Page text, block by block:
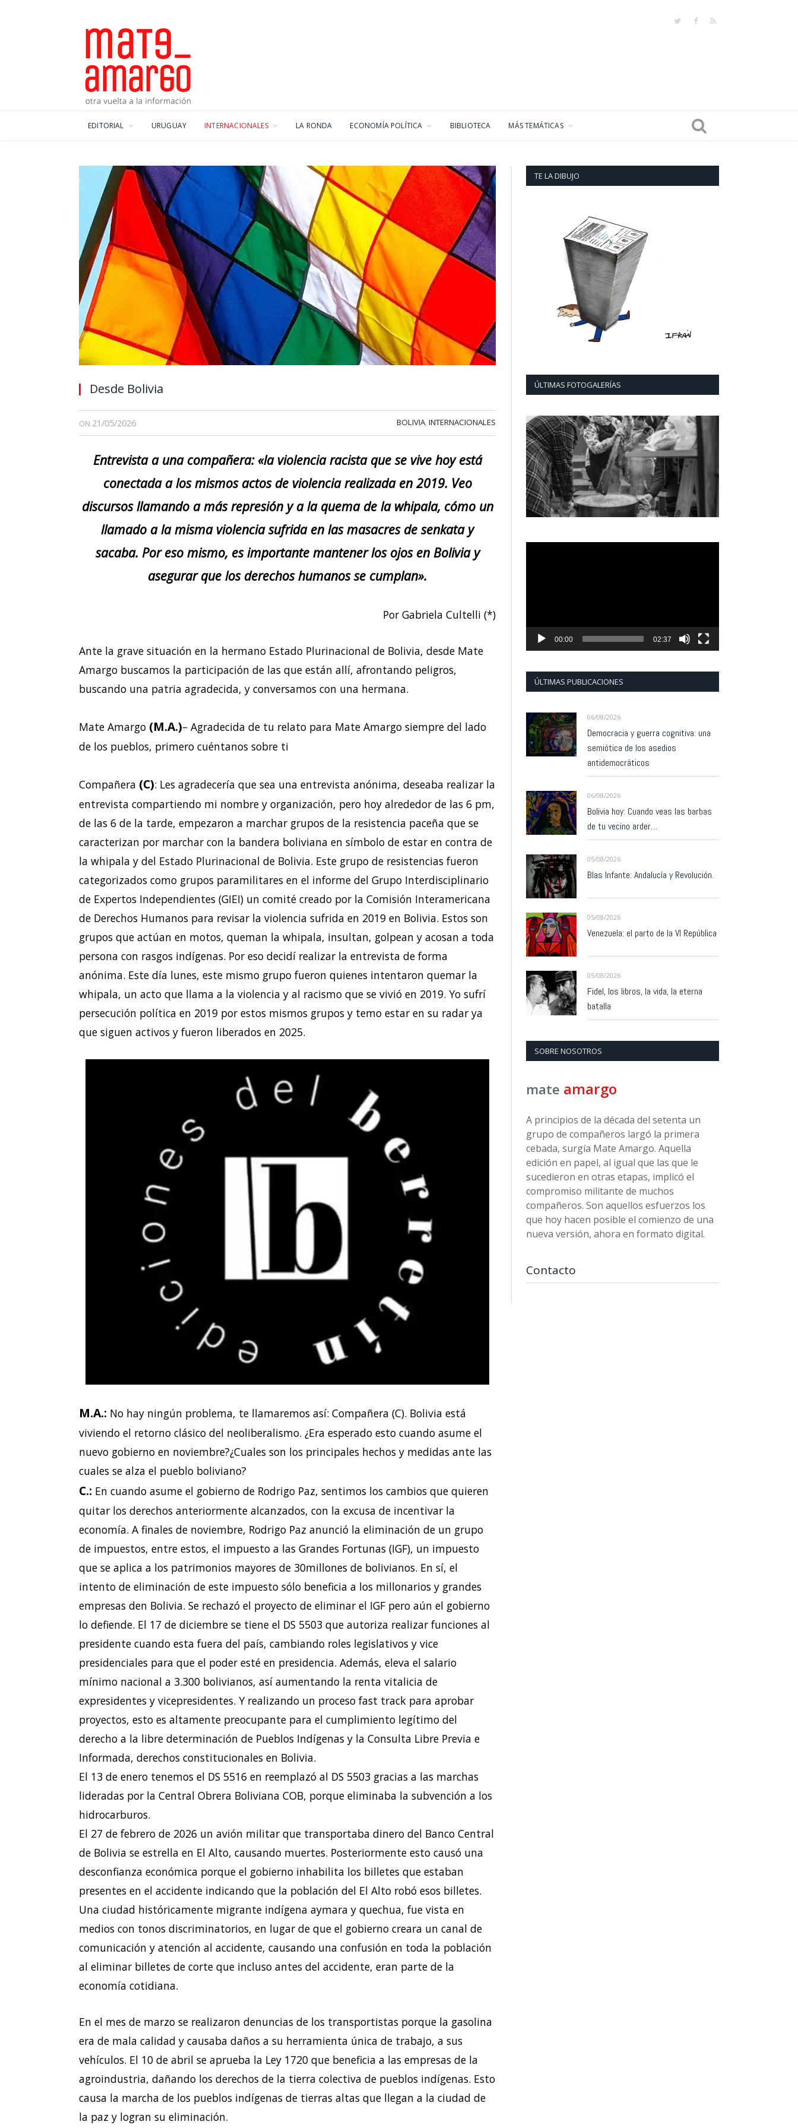
TwitterFacebook
RSS
EDITORIAL URUGUAY INTERNACIONALES LA RONDA ECONOMÍA POLÍTICA BIBLIOTECA MÁS TEMÁTICAS
Desde Bolivia
ON 21/05/2026 BOLIVIA, INTERNACIONALES
Entrevista a una compañera: «la violencia racista que se vive hoy está
conectada a los mismos actos de violencia realizada en 2019. Veo
discursos llamando a más represión y a la quema de la whipala, cómo un
llamado a la misma violencia sufrida en las masacres de senkata y
sacaba. Por eso mismo, es importante mantener los ojos en Bolivia y
asegurar que los derechos humanos se cumplan».
Por Gabriela Cultelli (*)
Ante la grave situación en la hermano Estado Plurinacional de Bolivia, desde Mate
Amargo buscamos la participación de las que están allí, afrontando peligros,
buscando una patria agradecida, y conversamos con una hermana.
Mate Amargo (M.A.)– Agradecida de tu relato para Mate Amargo siempre del lado
de los pueblos, primero cuéntanos sobre ti
Compañera (C): Les agradecería que sea una entrevista anónima, deseaba realizar la
entrevista compartiendo mi nombre y organización, pero hoy alrededor de las 6 pm,
de las 6 de la tarde, empezaron a marchar grupos de la resistencia paceña que se
caracterizan por marchar con la bandera boliviana en símbolo de estar en contra de
la whipala y del Estado Plurinacional de Bolivia. Este grupo de resistencias fueron
categorizados como grupos paramilitares en el informe del Grupo Interdisciplinario
de Expertos Independientes (GIEI) un comité creado por la Comisión Interamericana
de Derechos Humanos para revisar la violencia sufrida en 2019 en Bolivia. Estos son
grupos que actúan en motos, queman la whipala, insultan, golpean y acosan a toda
persona con rasgos indígenas. Por eso decidí realizar la entrevista de forma
anónima. Este día lunes, este mismo grupo fueron quienes intentaron quemar la
whipala, un acto que llama a la violencia y al racismo que se vivió en 2019. Yo sufrí
persecución política en 2019 por estos mismos grupos y temo estar en su radar ya
que siguen activos y fueron liberados en 2025.
M.A.: No hay ningún problema, te llamaremos así: Compañera (C). Bolivia está
viviendo el retorno clásico del neoliberalismo. ¿Era esperado esto cuando asume el
nuevo gobierno en noviembre?¿Cuales son los principales hechos y medidas ante las
cuales se alza el pueblo boliviano?
C.: En cuando asume el gobierno de Rodrigo Paz, sentimos los cambios que quieren
quitar los derechos anteriormente alcanzados, con la excusa de incentivar la
economía. A finales de noviembre, Rodrigo Paz anunció la eliminación de un grupo
de impuestos, entre estos, el impuesto a las Grandes Fortunas (IGF), un impuesto
que se aplica a los patrimonios mayores de 30millones de bolivianos. En sí, el
intento de eliminación de este impuesto sólo beneficia a los millonarios y grandes
empresas den Bolivia. Se rechazó el proyecto de eliminar el IGF pero aún el gobierno
lo defiende. El 17 de diciembre se tiene el DS 5503 que autoriza realizar funciones al
presidente cuando esta fuera del país, cambiando roles legislativos y vice
presidenciales para que el poder esté en presidencia. Además, eleva el salario
mínimo nacional a 3.300 bolivianos, así aumentando la renta vitalicia de
expresidentes y vicepresidentes. Y realizando un proceso fast track para aprobar
proyectos, esto es altamente preocupante para el cumplimiento legítimo del
derecho a la libre determinación de Pueblos Indígenas y la Consulta Libre Previa e
Informada, derechos constitucionales en Bolivia.
El 13 de enero tenemos el DS 5516 en reemplazó al DS 5503 gracias a las marchas
lideradas por la Central Obrera Boliviana COB, porque eliminaba la subvención a los
hidrocarburos.
El 27 de febrero de 2026 un avión militar que transportaba dinero del Banco Central
de Bolivia se estrella en El Alto, causando muertes. Posteriormente esto causó una
desconfianza económica porque el gobierno inhabilita los billetes que estaban
presentes en el accidente indicando que la población del El Alto robó esos billetes.
Una ciudad históricamente migrante indígena aymara y quechua, fue vista en
medios con tonos discriminatorios, en lugar de que el gobierno creara un canal de
comunicación y atención al accidente, causando una confusión en toda la población
al eliminar billetes de corte que incluso antes del accidente, eran parte de la
economía cotidiana.
En el mes de marzo se realizaron denuncias de los transportistas porque la gasolina
era de mala calidad y causaba daños a su herramienta única de trabajo, a sus
vehículos. El 10 de abril se aprueba la Ley 1720 que beneficia a las empresas de la
agroindustria, dañando los derechos de la tierra colectiva de pueblos indígenas. Esto
causa la marcha de los pueblos indígenas de tierras altas que llegan a la ciudad de
la paz y logran su eliminación.
TE LA DIBUJO
ÚLTIMAS FOTOGALERÍAS
00:00 02:37
ÚLTIMAS PUBLICACIONES
06/08/2026
Democracia y guerra cognitiva: una
semiótica de los asedios
antidemocráticos
06/08/2026
Bolivia hoy: Cuando veas las barbas
de tu vecino arder…
05/08/2026
Blas Infante: Andalucía y Revolución.
05/08/2026
Venezuela: el parto de la VI República
05/08/2026
Fidel, los libros, la vida, la eterna
batalla
SOBRE NOSOTROS
mate amargo
A principios de la década del setenta un
grupo de compañeros largó la primera
cebada, surgía Mate Amargo. Aquella
edición en papel, al igual que las que le
sucedieron en otras etapas, implicó el
compromiso militante de muchos
compañeros. Son aquellos esfuerzos los
que hoy hacen posible el comienzo de una
nueva versión, ahora en formato digital.
Contacto